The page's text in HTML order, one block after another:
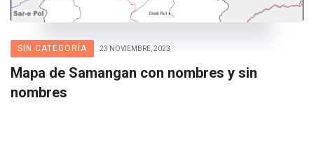
SIN CATEGORÍA 23 NOVIEMBRE, 2023
Mapa de Samangan con nombres y sin
nombres